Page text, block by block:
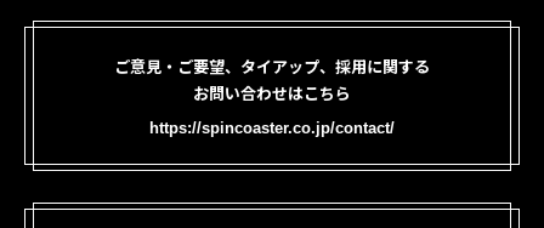
ご意見・ご要望、タイアップ、採用に関する
お問い合わせはこちら
https://spincoaster.co.jp/contact/